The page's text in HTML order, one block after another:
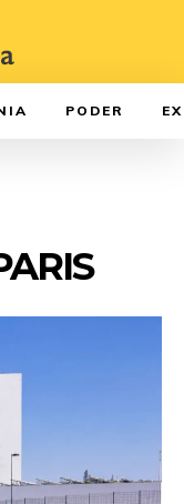
PODER